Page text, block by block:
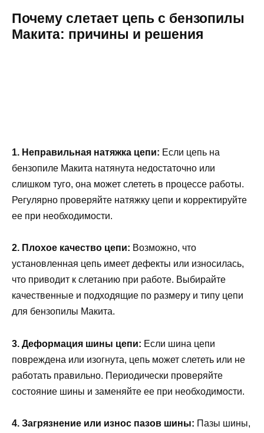
Почему слетает цепь с бензопилы
Макита: причины и решения
1. Неправильная натяжка цепи: Если цепь на
бензопиле Макита натянута недостаточно или
слишком туго, она может слететь в процессе работы.
Регулярно проверяйте натяжку цепи и корректируйте
ее при необходимости.
2. Плохое качество цепи: Возможно, что
установленная цепь имеет дефекты или износилась,
что приводит к слетанию при работе. Выбирайте
качественные и подходящие по размеру и типу цепи
для бензопилы Макита.
3. Деформация шины цепи: Если шина цепи
повреждена или изогнута, цепь может слететь или не
работать правильно. Периодически проверяйте
состояние шины и заменяйте ее при необходимости.
4. Загрязнение или износ пазов шины: Пазы шины,